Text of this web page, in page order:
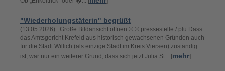
"Wiederholungstäterin" begrüßt
(13.05.2026) Große Bildansicht öffnen © © pressestelle / plu Dass
das Amtsgericht Krefeld aus historisch gewachsenen Gründen auch
für die Stadt Willich (als einzige Stadt im Kreis Viersen) zuständig
ist, war nur ein weiterer Grund, dass sich jetzt Julia St... [mehr]